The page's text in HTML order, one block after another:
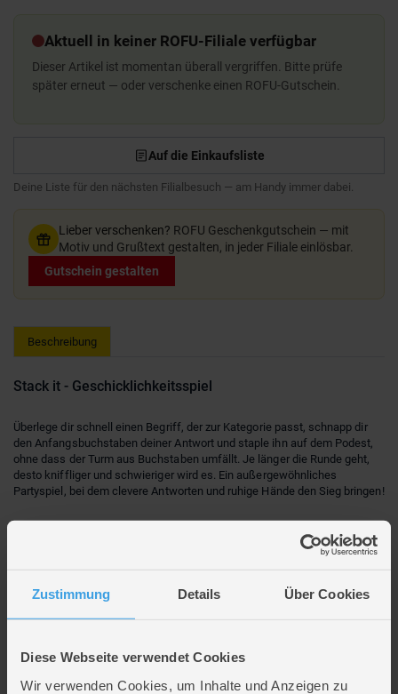
Zustimmung Details Über Cookies
Diese Webseite verwendet Cookies
Wir verwenden Cookies, um Inhalte und Anzeigen zu
Aktuell in keiner ROFU-Filiale verfügbar
Dieser Artikel ist momentan überall vergriffen. Bitte prüfe
später erneut — oder verschenke einen ROFU-Gutschein.
Auf die Einkaufsliste
Deine Liste für den nächsten Filialbesuch — am Handy immer dabei.
Lieber verschenken? ROFU Geschenkgutschein — mit
Motiv und Grußtext gestalten, in jeder Filiale einlösbar.
Gutschein gestalten
Beschreibung
Stack it - Geschicklichkeitsspiel
Überlege dir schnell einen Begriff, der zur Kategorie passt, schnapp dir
den Anfangsbuchstaben deiner Antwort und staple ihn auf dem Podest,
ohne dass der Turm aus Buchstaben umfällt. Je länger die Runde geht,
desto kniffliger und schwieriger wird es. Ein außergewöhnliches
Partyspiel, bei dem clevere Antworten und ruhige Hände den Sieg bringen!
Ein Würfel, ein Zug, ein Freudenschrei – so fühlt sich ein richtig guter
landet der Spaß direkt
Erleben Sie mit STACK IT ein einzigartiges PARTY-SPIEL, das
GESCHICKLICHKEIT und SCHNELLIGKEIT auf spannende Weise
Der USP dieses SPIELS liegt in der Kombination aus WORTSUCHEN
und dem BALANCIEREN von Buchstaben, was für großen SPIELSPASS